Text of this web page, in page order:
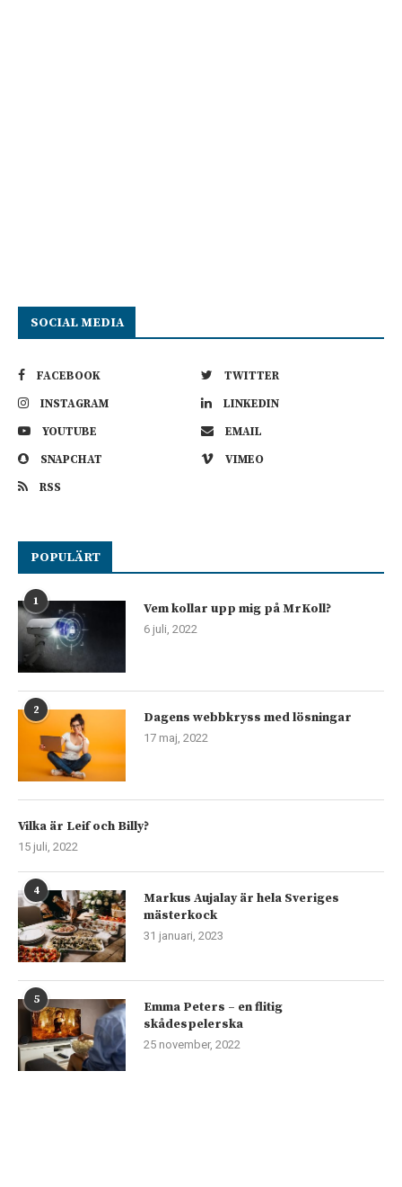
SOCIAL MEDIA
FACEBOOK
TWITTER
INSTAGRAM
LINKEDIN
YOUTUBE
EMAIL
SNAPCHAT
VIMEO
RSS
POPULÄRT
1 Vem kollar upp mig på MrKoll?
6 juli, 2022
2 Dagens webbkryss med lösningar
17 maj, 2022
Vilka är Leif och Billy?
15 juli, 2022
4
Markus Aujalay är hela Sveriges
mästerkock
31 januari, 2023
5
Emma Peters – en flitig
skådespelerska
25 november, 2022